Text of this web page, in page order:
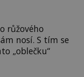
růžového
nosí. S tím se
„oblečku“